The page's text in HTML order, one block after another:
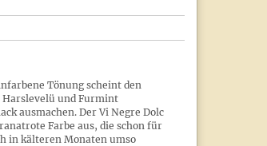
Tönung scheint den
Harslevelü und Furmint
ausmachen. Der Vi Negre Dolc
Farbe aus, die schon für
in kälteren Monaten umso